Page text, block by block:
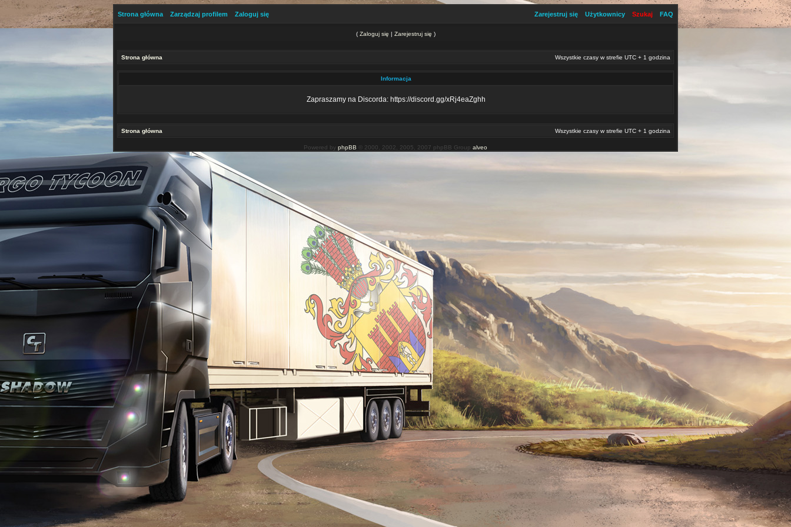
Strona główna Zarządzaj profilem Zaloguj się FAQ
Szukaj
Użytkownicy
Zarejestruj się
( Zaloguj się | Zarejestruj się )
Strona główna Wszystkie czasy w strefie UTC + 1 godzina
Informacja
Zapraszamy na Discorda: https://discord.gg/xRj4eaZghh
Strona główna Wszystkie czasy w strefie UTC + 1 godzina
Powered by phpBB © 2000, 2002, 2005, 2007 phpBB Group alveo